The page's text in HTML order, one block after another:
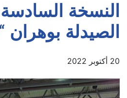
النسخة
الصيدلة
20 أكتوبر 2022